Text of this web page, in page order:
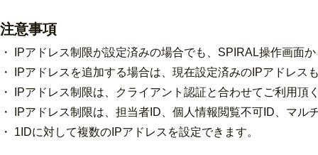
注意事項
・ IPアドレス制限が設定済みの場合でも、SPIRAL操作画面
・ IPアドレスを追加する場合は、現在設定済みのIPアドレス
・ IPアドレス制限は、クライアント認証と合わせてご利用頂
・ IPアドレス制限は、担当者ID、個人情報閲覧不可ID、マ
・ 1IDに対して複数のIPアドレスを設定できます。